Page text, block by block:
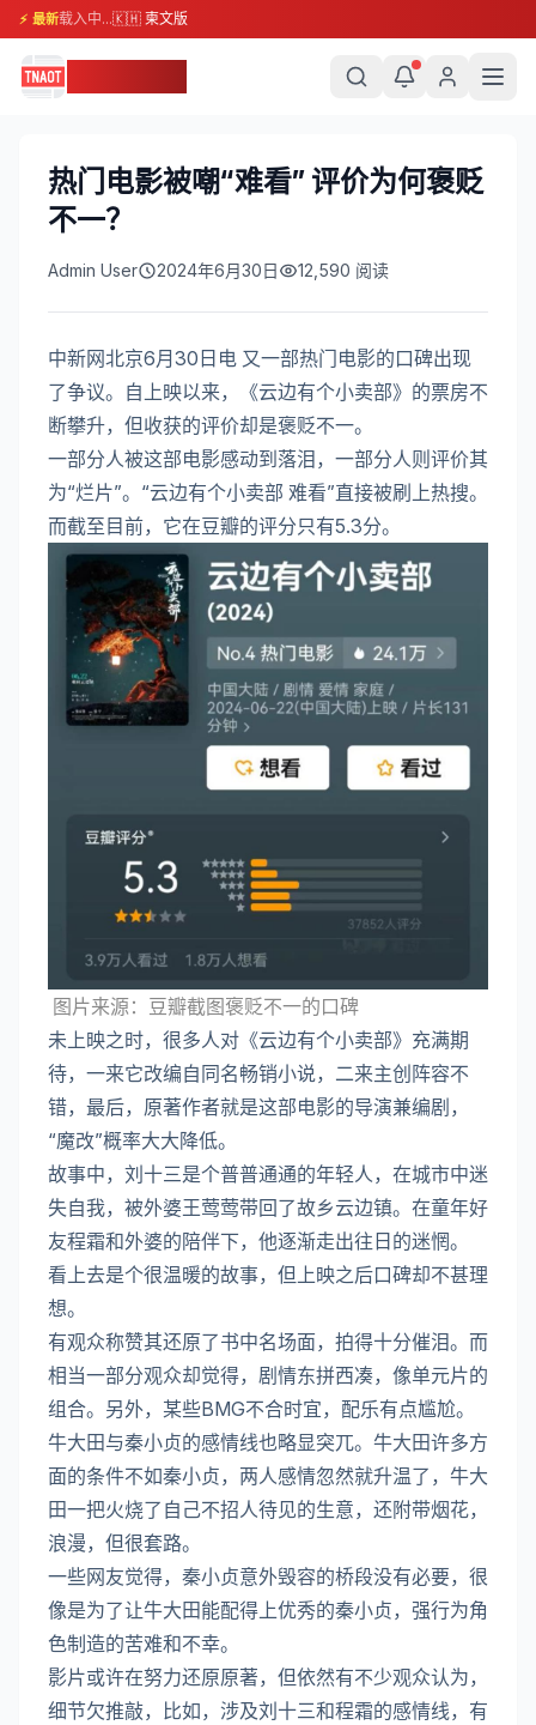
⚡ 最新载入中...🇰🇭 柬文版
热门电影被嘲“难看” 评价为何褒贬
不一？
Admin User 2024年6月30日 12,590 阅读
中新网北京6月30日电 又一部热门电影的口碑出现
了争议。自上映以来，《云边有个小卖部》的票房不
断攀升，但收获的评价却是褒贬不一。
一部分人被这部电影感动到落泪，一部分人则评价其
为“烂片”。“云边有个小卖部 难看”直接被刷上热搜。
而截至目前，它在豆瓣的评分只有5.3分。
图片来源：豆瓣截图褒贬不一的口碑
未上映之时，很多人对《云边有个小卖部》充满期
待，一来它改编自同名畅销小说，二来主创阵容不
错，最后，原著作者就是这部电影的导演兼编剧，
“魔改”概率大大降低。
故事中，刘十三是个普普通通的年轻人，在城市中迷
失自我，被外婆王莺莺带回了故乡云边镇。在童年好
友程霜和外婆的陪伴下，他逐渐走出往日的迷惘。
看上去是个很温暖的故事，但上映之后口碑却不甚理
想。
有观众称赞其还原了书中名场面，拍得十分催泪。而
相当一部分观众却觉得，剧情东拼西凑，像单元片的
组合。另外，某些BMG不合时宜，配乐有点尴尬。
牛大田与秦小贞的感情线也略显突兀。牛大田许多方
面的条件不如秦小贞，两人感情忽然就升温了，牛大
田一把火烧了自己不招人待见的生意，还附带烟花，
浪漫，但很套路。
一些网友觉得，秦小贞意外毁容的桥段没有必要，很
像是为了让牛大田能配得上优秀的秦小贞，强行为角
色制造的苦难和不幸。
影片或许在努力还原原著，但依然有不少观众认为，
细节欠推敲，比如，涉及刘十三和程霜的感情线，有